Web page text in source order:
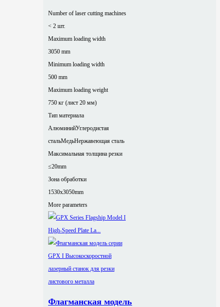
Number of laser cutting machines
< 2 шт.
Maximum loading width
3050 mm
Minimum loading width
500 mm
Maximum loading weight
750 кг (лист 20 мм)
Тип материала
АлюминийУглеродистая
стальМедьНержавеющая сталь
Максимальная толщина резки
≤20mm
Зона обработки
1530x3050mm
More parameters
Флагманская модель